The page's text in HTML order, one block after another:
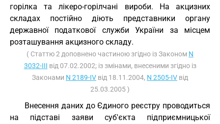
горілка та лікеро-горілчані вироби. На акцизних
складах постійно діють представники органу
державної податкової служби України за місцем
розташування акцизного складу.
( Статтю 2 доповнено частиною згідно із Законом N
3032-III від 07.02.2002; із змінами, внесеними згідно із
Законами N 2189-IV від 18.11.2004, N 2505-IV від
25.03.2005 )
Внесення даних до Єдиного реєстру проводиться
на підставі заяви суб'єкта підприємницької